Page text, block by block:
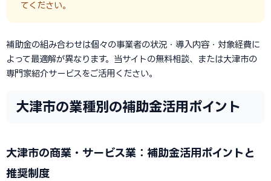
てください。
補助金の組み合わせは個々の事業者の状況・導入内容・対象経費に
よって最適解が異なります。当サイトの無料相談、または大津市の
専門家紹介サービスをご活用ください。
大津市の業種別の補助金活用ポイント
大津市の商業・サービス業：補助金活用ポイントと
推奨制度